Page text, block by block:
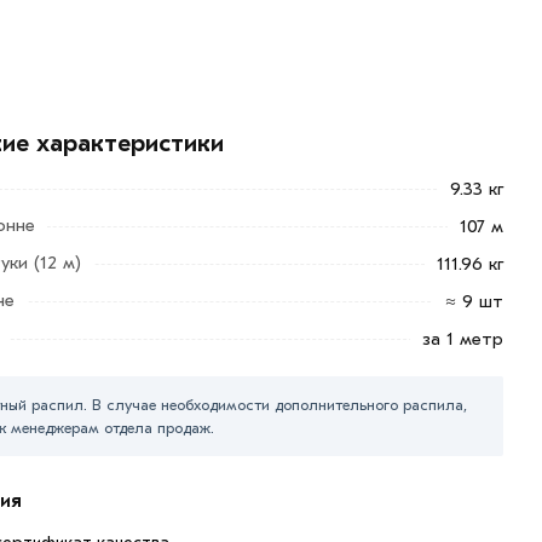
характеристики
9.33 кг
107 м
(12 м)
111.96 кг
≈ 9 шт
за 1 метр
распил. В случае необходимости дополнительного распила,
менеджерам отдела продаж.